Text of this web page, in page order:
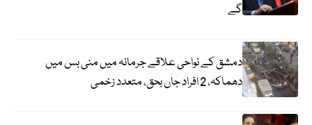
گے
دمشق کے نواحی علاقے جرمانہ میں منی بس میں
دھماکہ، 2 افراد جاں بحق، متعدد زخمی